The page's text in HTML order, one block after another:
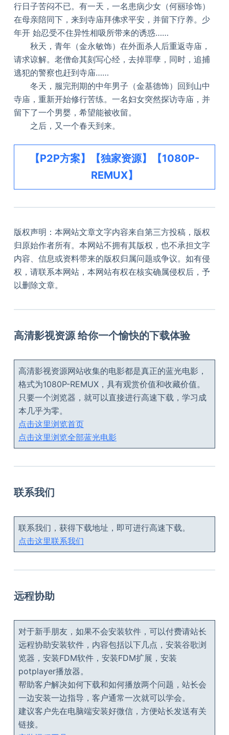
行日子苦闷不已。有一天，一名患病少女（何丽珍饰）
在母亲陪同下，来到寺庙拜佛求平安，并留下疗养。少
年开 始忍受不住异性相吸所带来的诱惑……
秋天，青年（金永敏饰）在外面杀人后重返寺庙，
请求谅解。老僧命其刻写心经，去掉罪孽，同时，追捕
逃犯的警察也赶到寺庙……
冬天，服完刑期的中年男子（金基德饰）回到山中
寺庙，重新开始修行苦练。一名妇女突然探访寺庙，并
留下了一个男婴，希望能被收留。
之后，又一个春天到来。
【P2P方案】【独家资源】【1080P-
REMUX】
版权声明：本网站文章文字内容来自第三方投稿，版权
归原始作者所有。本网站不拥有其版权，也不承担文字
内容、信息或资料带来的版权归属问题或争议。如有侵
权，请联系本网站，本网站有权在核实确属侵权后，予
以删除文章。
高清影视资源 给你一个愉快的下载体验
高清影视资源网站收集的电影都是真正的蓝光电影，
格式为1080P-REMUX，具有观赏价值和收藏价值。
只要一个浏览器，就可以直接进行高速下载，学习成
本几乎为零。
点击这里浏览首页
点击这里浏览全部蓝光电影
联系我们
联系我们，获得下载地址，即可进行高速下载。
点击这里联系我们
远程协助
对于新手朋友，如果不会安装软件，可以付费请站长
远程协助安装软件，内容包括以下几点，安装谷歌浏
览器，安装FDM软件，安装FDM扩展，安装
potplayer播放器。
帮助客户解决如何下载和如何播放两个问题，站长会
一边安装一边指导，客户通常一次就可以学会。
建议客户先在电脑端安装好微信，方便站长发送有关
链接。